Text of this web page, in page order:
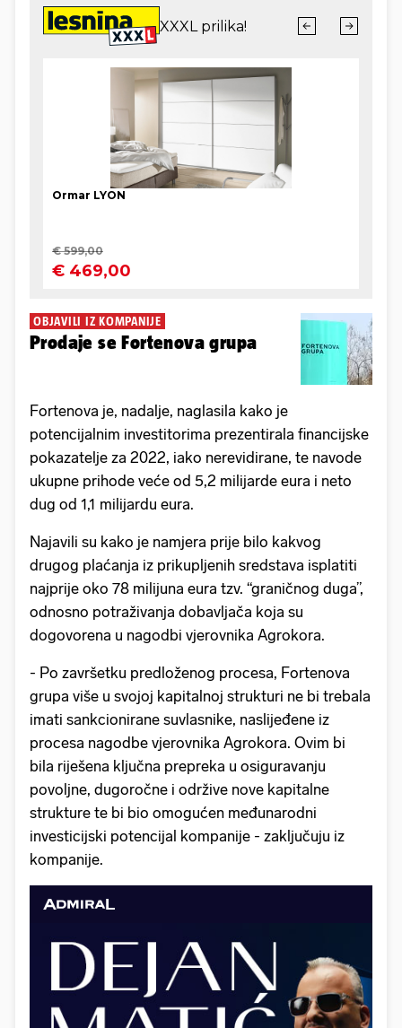
OBJAVILI IZ KOMPANIJE
Prodaje se Fortenova grupa
Fortenova je, nadalje, naglasila kako je
potencijalnim investitorima prezentirala financijske
pokazatelje za 2022, iako nerevidirane, te navode
ukupne prihode veće od 5,2 milijarde eura i neto
dug od 1,1 milijardu eura.
Najavili su kako je namjera prije bilo kakvog
drugog plaćanja iz prikupljenih sredstava isplatiti
najprije oko 78 milijuna eura tzv. “graničnog duga”,
odnosno potraživanja dobavljača koja su
dogovorena u nagodbi vjerovnika Agrokora.
- Po završetku predloženog procesa, Fortenova
grupa više u svojoj kapitalnoj strukturi ne bi trebala
imati sankcionirane suvlasnike, naslijeđene iz
procesa nagodbe vjerovnika Agrokora. Ovim bi
bila riješena ključna prepreka u osiguravanju
povoljne, dugoročne i održive nove kapitalne
strukture te bi bio omogućen međunarodni
investicijski potencijal kompanije - zaključuju iz
kompanije.